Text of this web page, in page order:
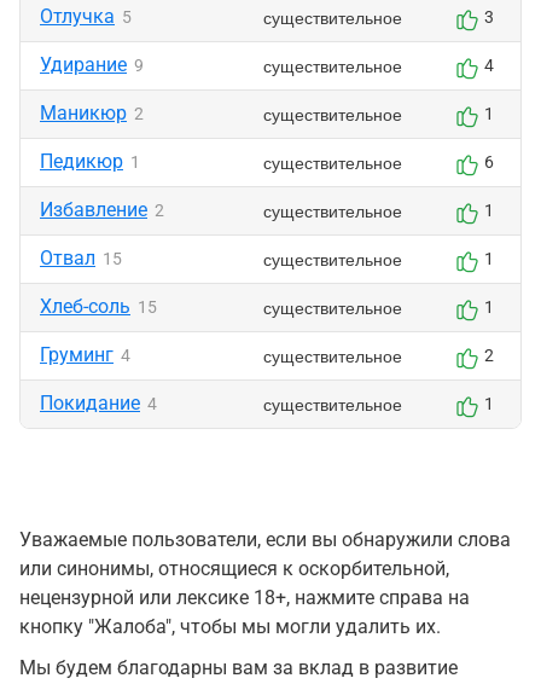
Отлучка 5 существительное 3
Удирание 9 существительное 4
Маникюр 2 существительное 1
Педикюр 1 существительное 6
Избавление 2 существительное 1
Отвал 15 существительное 1
Хлеб-соль 15 существительное 1
Груминг 4 существительное 2
Покидание 4 существительное 1
Уважаемые пользователи, если вы обнаружили слова
или синонимы, относящиеся к оскорбительной,
нецензурной или лексике 18+, нажмите справа на
кнопку "Жалоба", чтобы мы могли удалить их.
Мы будем благодарны вам за вклад в развитие